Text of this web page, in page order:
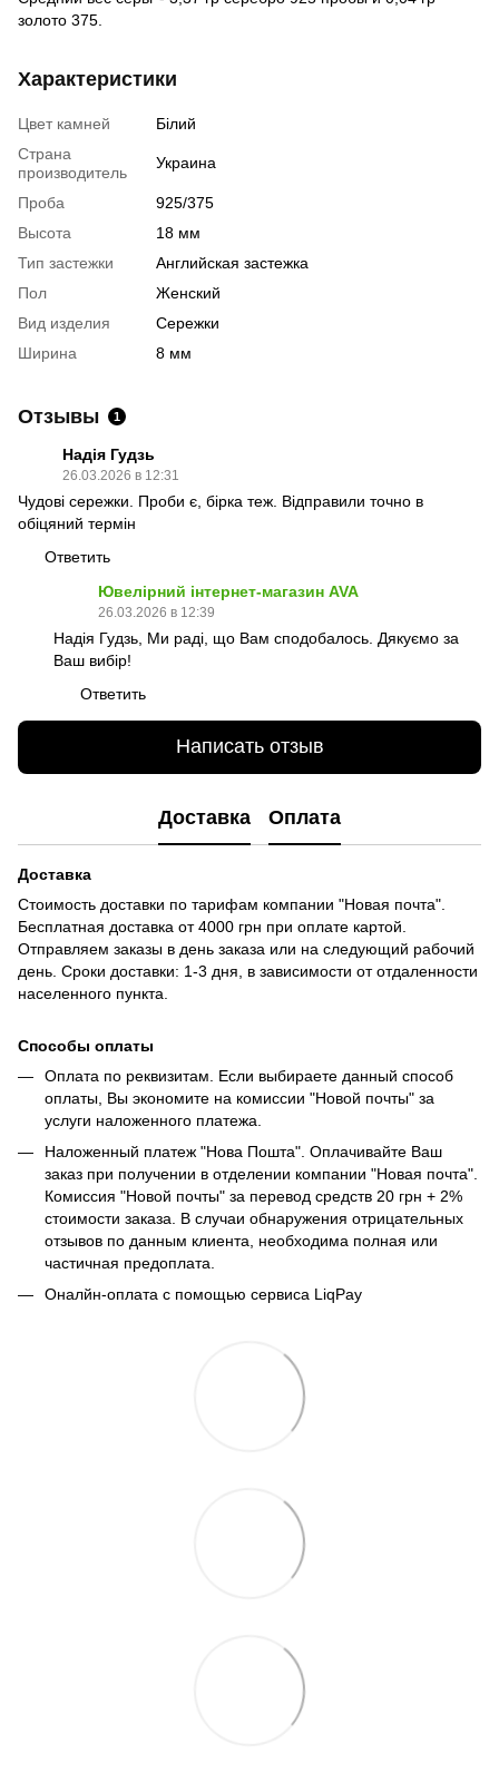
золото 375.
Характеристики
Цвет камней
Білий
Страна
производитель
Украина
Проба
925/375
Высота
18 мм
Тип застежки
Английская застежка
Пол
Женский
Вид изделия
Сережки
Ширина
8 мм
Отзывы 1
Надія Гудзь
26.03.2026 в 12:31
Чудові сережки. Проби є, бірка теж. Відправили точно в
обіцяний термін
Ответить
Ювелірний інтернет-магазин AVA
26.03.2026 в 12:39
Надія Гудзь, Ми раді, що Вам сподобалось. Дякуємо за
Ваш вибір!
Ответить
Написать отзыв
Доставка Оплата
Доставка
Стоимость доставки по тарифам компании "Новая почта".
Бесплатная доставка от 4000 грн при оплате картой.
Отправляем заказы в день заказа или на следующий рабочий
день. Сроки доставки: 1-3 дня, в зависимости от отдаленности
населенного пункта.
Способы оплаты
Оплата по реквизитам. Если выбираете данный способ
оплаты, Вы экономите на комиссии "Новой почты" за
услуги наложенного платежа.
Наложенный платеж "Нова Пошта". Оплачивайте Ваш
заказ при получении в отделении компании "Новая почта".
Комиссия "Новой почты" за перевод средств 20 грн + 2%
стоимости заказа. В случаи обнаружения отрицательных
отзывов по данным клиента, необходима полная или
частичная предоплата.
Оналйн-оплата с помощью сервиса LiqPay